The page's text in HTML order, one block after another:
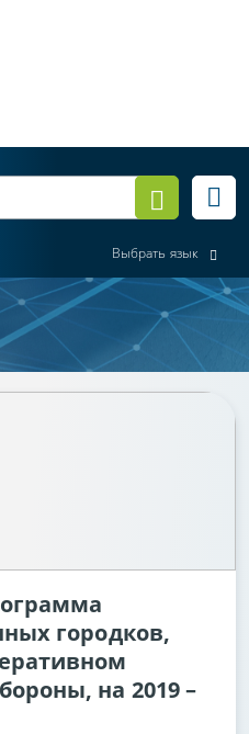
Все месяцы
городков,
на 2019 –